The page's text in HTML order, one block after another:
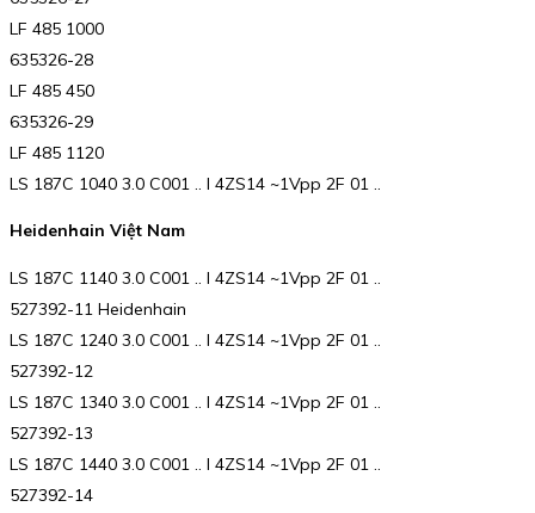
LF 485 1000
635326-28
LF 485 450
635326-29
LF 485 1120
LS 187C 1040 3.0 C001 .. I 4ZS14 ~1Vpp 2F 01 ..
Heidenhain Việt Nam
LS 187C 1140 3.0 C001 .. I 4ZS14 ~1Vpp 2F 01 ..
527392-11 Heidenhain
LS 187C 1240 3.0 C001 .. I 4ZS14 ~1Vpp 2F 01 ..
527392-12
LS 187C 1340 3.0 C001 .. I 4ZS14 ~1Vpp 2F 01 ..
527392-13
LS 187C 1440 3.0 C001 .. I 4ZS14 ~1Vpp 2F 01 ..
527392-14